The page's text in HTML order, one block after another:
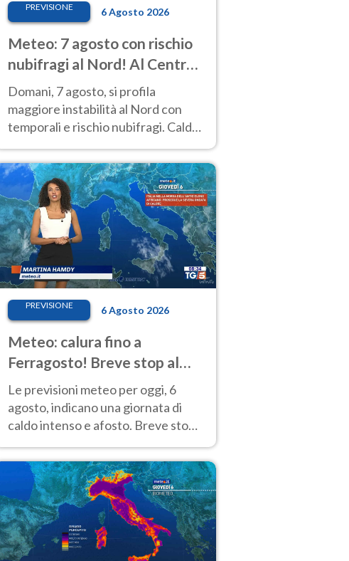
PREVISIONE 6 Agosto 2026
Meteo: 7 agosto con rischio
nubifragi al Nord! Al Centro-
Sud caldo estremo
Domani, 7 agosto, si profila
maggiore instabilità al Nord con
temporali e rischio nubifragi. Caldo
previsioni.
PREVISIONE 6 Agosto 2026
Meteo: calura fino a
Ferragosto! Breve stop al
Nord tra 7 e 9 agosto
Le previsioni meteo per oggi, 6
agosto, indicano una giornata di
caldo intenso e afosto. Breve stop
Nord.